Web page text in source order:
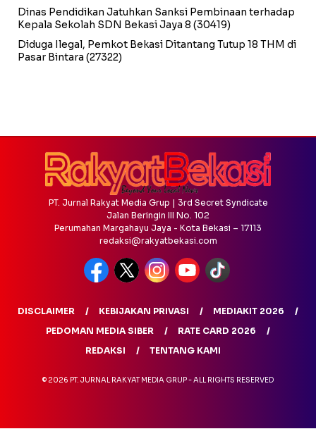
Dinas Pendidikan Jatuhkan Sanksi Pembinaan terhadap
Kepala Sekolah SDN Bekasi Jaya 8 (30419)
Diduga Ilegal, Pemkot Bekasi Ditantang Tutup 18 THM di
Pasar Bintara (27322)
PT. Jurnal Rakyat Media Grup | 3rd Secret Syndicate
Jalan Beringin III No. 102
Perumahan Margahayu Jaya - Kota Bekasi – 17113
redaksi@rakyatbekasi.com
DISCLAIMER KEBIJAKAN PRIVASI
MEDIAKIT 2026
PEDOMAN MEDIA SIBER
RATE CARD 2026
REDAKSI
TENTANG KAMI
© 2026 PT. JURNAL RAKYAT MEDIA GRUP - ALL RIGHTS RESERVED